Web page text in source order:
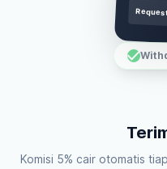
check
Komisi 5% cair otomatis